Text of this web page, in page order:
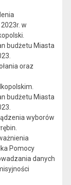
w
budżetu Miasta
oraz
budżetu Miasta
wyborów
Pomocy
danych